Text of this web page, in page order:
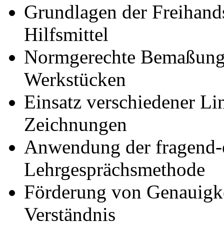
Grundlagen der
Hilfsmittel
Normgerechte
Werkstücken
Einsatz verschiedener
Zeichnungen
Anwendung der
Lehrgesprächsmethode
Förderung von
Verständnis